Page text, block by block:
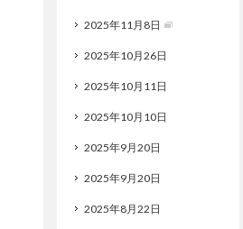
2025年11月8日
2025年10月26日
2025年10月11日
2025年10月10日
2025年9月20日
2025年9月20日
2025年8月22日